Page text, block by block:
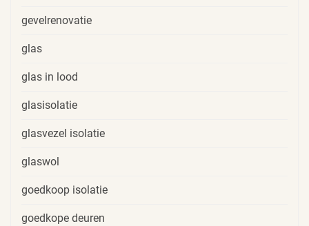
gevelrenovatie
glas
glas in lood
glasisolatie
glasvezel isolatie
glaswol
goedkoop isolatie
goedkope deuren